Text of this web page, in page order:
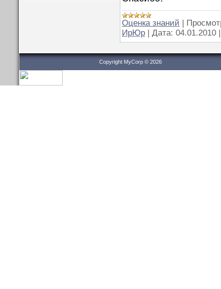
Оценка знаний |
ИрЮр | Дата: 04.01.2010
Copyright MyCorp © 2026